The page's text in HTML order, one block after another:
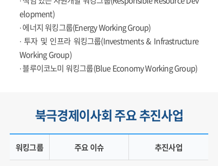
elopment)
∙ 에너지 워킹그룹(Energy Working Group)
∙ 투자 및 인프라 워킹그룹(Investments & Infrastructure
Working Group)
∙ 블루이코노미 워킹그룹(Blue Economy Working Group)
북극경제이사회 주요 추진사업
북극해 및 주변 수역의 주요 어족 자원
워킹그룹 주요 이슈 추진사업